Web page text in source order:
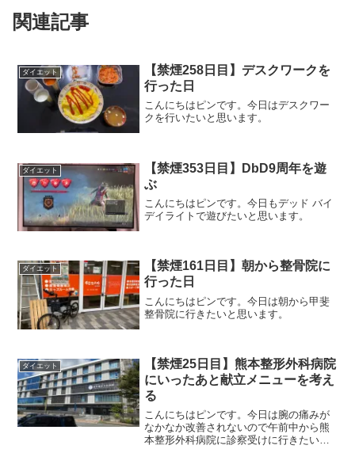
関連記事
ダイエット
【禁煙258日目】デスクワークを
行った日
こんにちはピンです。今日はデスクワー
クを行いたいと思います。
ダイエット
【禁煙353日目】DbD9周年を遊
ぶ
こんにちはピンです。今日もデッド バイ
デイライトで遊びたいと思います。
ダイエット
【禁煙161日目】朝から整骨院に
行った日
こんにちはピンです。今日は朝から甲斐
整骨院に行きたいと思います。
ダイエット
【禁煙25日目】熊本整形外科病院
にいったあと献立メニューを考え
る
こんにちはピンです。今日は腕の痛みが
なかなか改善されないので午前中から熊
本整形外科病院に診察受けに行きたいと